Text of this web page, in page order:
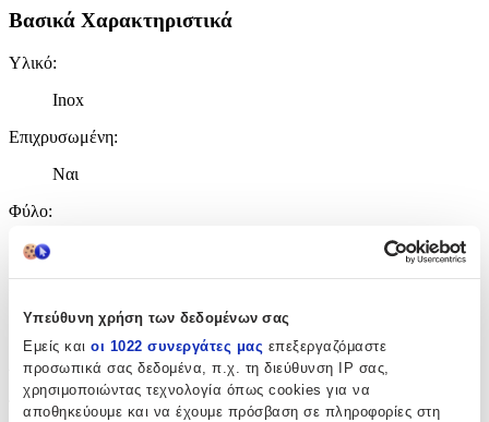
Υπεύθυνη χρήση των δεδομένων σας
Εμείς και οι 1022 συνεργάτες μας επεξεργαζόμαστε
προσωπικά σας δεδομένα, π.χ. τη διεύθυνση IP σας,
χρησιμοποιώντας τεχνολογία όπως cookies για να
αποθηκεύουμε και να έχουμε πρόσβαση σε πληροφορίες στη
Βασικά Χαρακτηριστικά
Υλικό:
Inox
Επιχρυσωμένη:
Ναι
Φύλο:
Χρώμα Υλικού:
Κίτρινο
Λεπτομέρειες
Τύπος: